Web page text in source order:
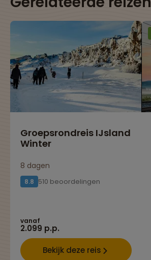
Groepsrondreis IJsland
Winter
8 dagen
8.8 510 beoordelingen
vanaf
2.099 p.p.
Bekijk deze reis